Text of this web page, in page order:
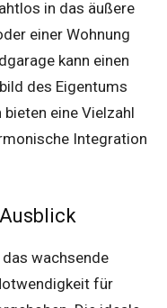
in das äußere
einer Wohnung
kann einen
des Eigentums
eine Vielzahl
Integration
wachsende
für